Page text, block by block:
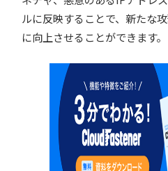
ルに反映することで、新たな
に向上させることができます。